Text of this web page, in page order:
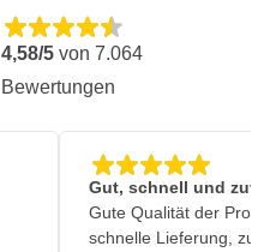
4,58/5 von 7.064
Bewertungen
Gut, schnell und
Gute Qualität der
schnelle Lieferung,